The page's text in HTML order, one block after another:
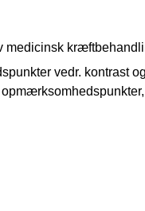
medicinsk
vedr. kontrast